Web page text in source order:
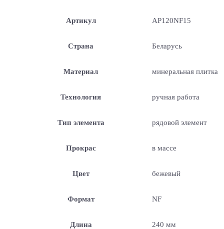
Артикул AP120NF15
Страна Беларусь
Материал минеральная плитка
Технология ручная работа
Тип элемента рядовой элемент
Прокрас в массе
Цвет бежевый
Формат NF
Длина 240 мм